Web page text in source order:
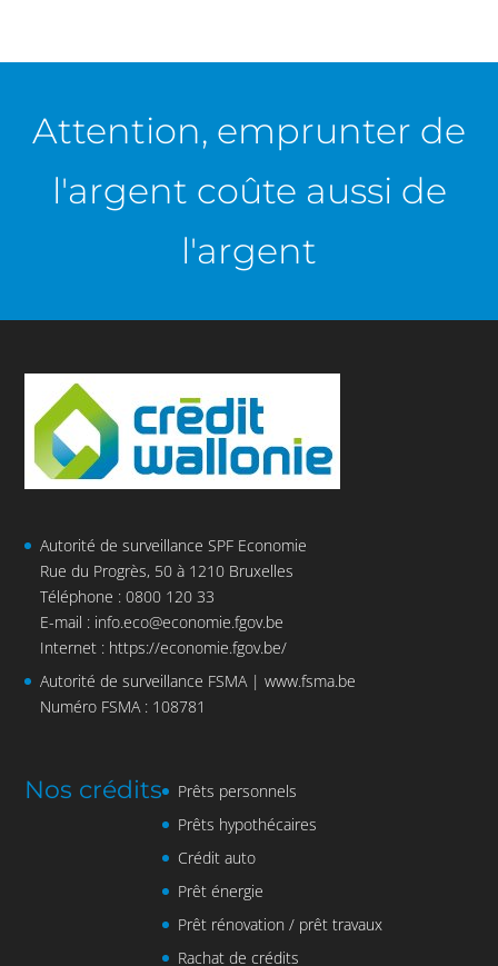
Attention, emprunter de
l'argent coûte aussi de
l'argent
Autorité de surveillance SPF Economie
Rue du Progrès, 50 à 1210 Bruxelles
Téléphone : 0800 120 33
E-mail : info.eco@economie.fgov.be
Internet : https://economie.fgov.be/
Autorité de surveillance FSMA |www.fsma.be
Numéro FSMA : 108781
Nos crédits
Prêts personnels
Prêts hypothécaires
Crédit auto
Prêt énergie
Prêt rénovation / prêt travaux
Rachat de crédits